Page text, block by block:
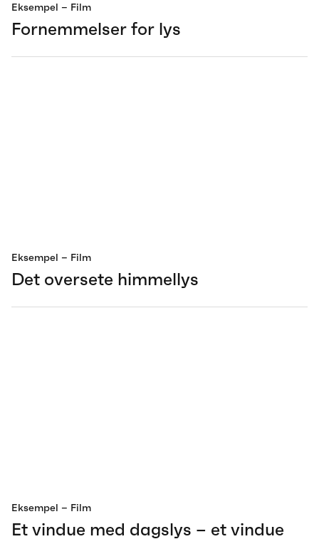
Eksempel – Film
Fornemmelser for lys
Eksempel – Film
Det oversete himmellys
Eksempel – Film
Et vindue med dagslys – et vindue